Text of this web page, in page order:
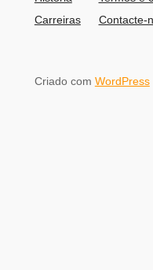
Carreiras
Contacte-
Criado com WordPress